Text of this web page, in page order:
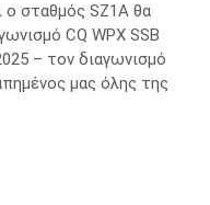
ο σταθμός SZ1A θα
CQ WPX SSB
– τον διαγωνισμό
μας όλης της